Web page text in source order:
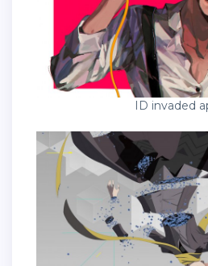
ID invaded